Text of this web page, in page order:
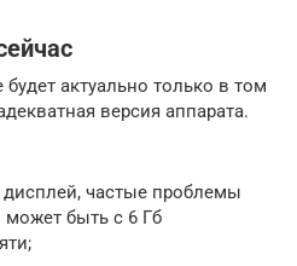
актуально только в том
версия аппарата.
дисплей, частые проблемы
может быть с 6 Гб